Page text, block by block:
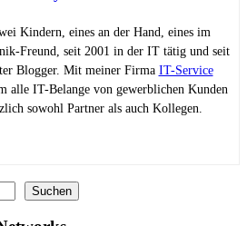
Kindern, eines an der Hand, eines im
Freund, seit 2001 in der IT tätig und seit
Blogger. Mit meiner Firma IT-Service
alle IT-Belange von gewerblichen Kunden
sowohl Partner als auch Kollegen.
Suchen